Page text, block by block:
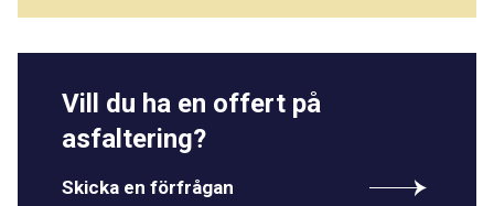
Vill du ha en offert på
asfaltering?
Skicka en förfrågan